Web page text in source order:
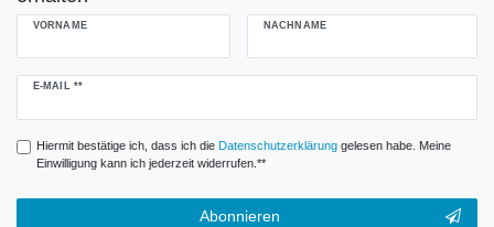
VORNAME NACHNAME
E-MAIL **
Newsletter
Hiermit bestätige ich, dass ich die Daten­schutz­erklärunggelesen habe. Meine
Einwilligung kann ich jederzeit widerrufen.**
Abonnieren